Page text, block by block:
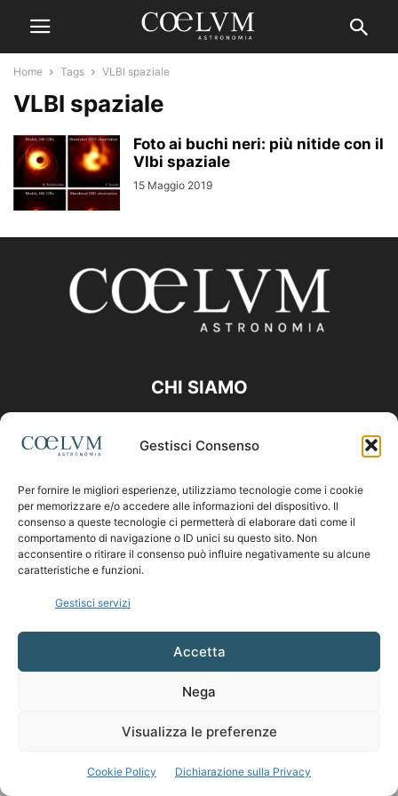
Gestisci Consenso
Per fornire le migliori esperienze, utilizziamo tecnologie come i cookie
per memorizzare e/o accedere alle informazioni del dispositivo. Il
consenso a queste tecnologie ci permetterà di elaborare dati come il
comportamento di navigazione o ID unici su questo sito. Non
acconsentire o ritirare il consenso può influire negativamente su alcune
caratteristiche e funzioni.
Gestisci servizi
Accetta
Nega
Visualizza le preferenze
Cookie Policy Dichiarazione sulla Privacy
Home Tags VLBI spaziale
VLBI spaziale
Foto ai buchi neri: più nitide con il
Vlbi spaziale
15 Maggio 2019
CHI SIAMO
Contattaci:coelumastro@coelum.com
SEGUICI